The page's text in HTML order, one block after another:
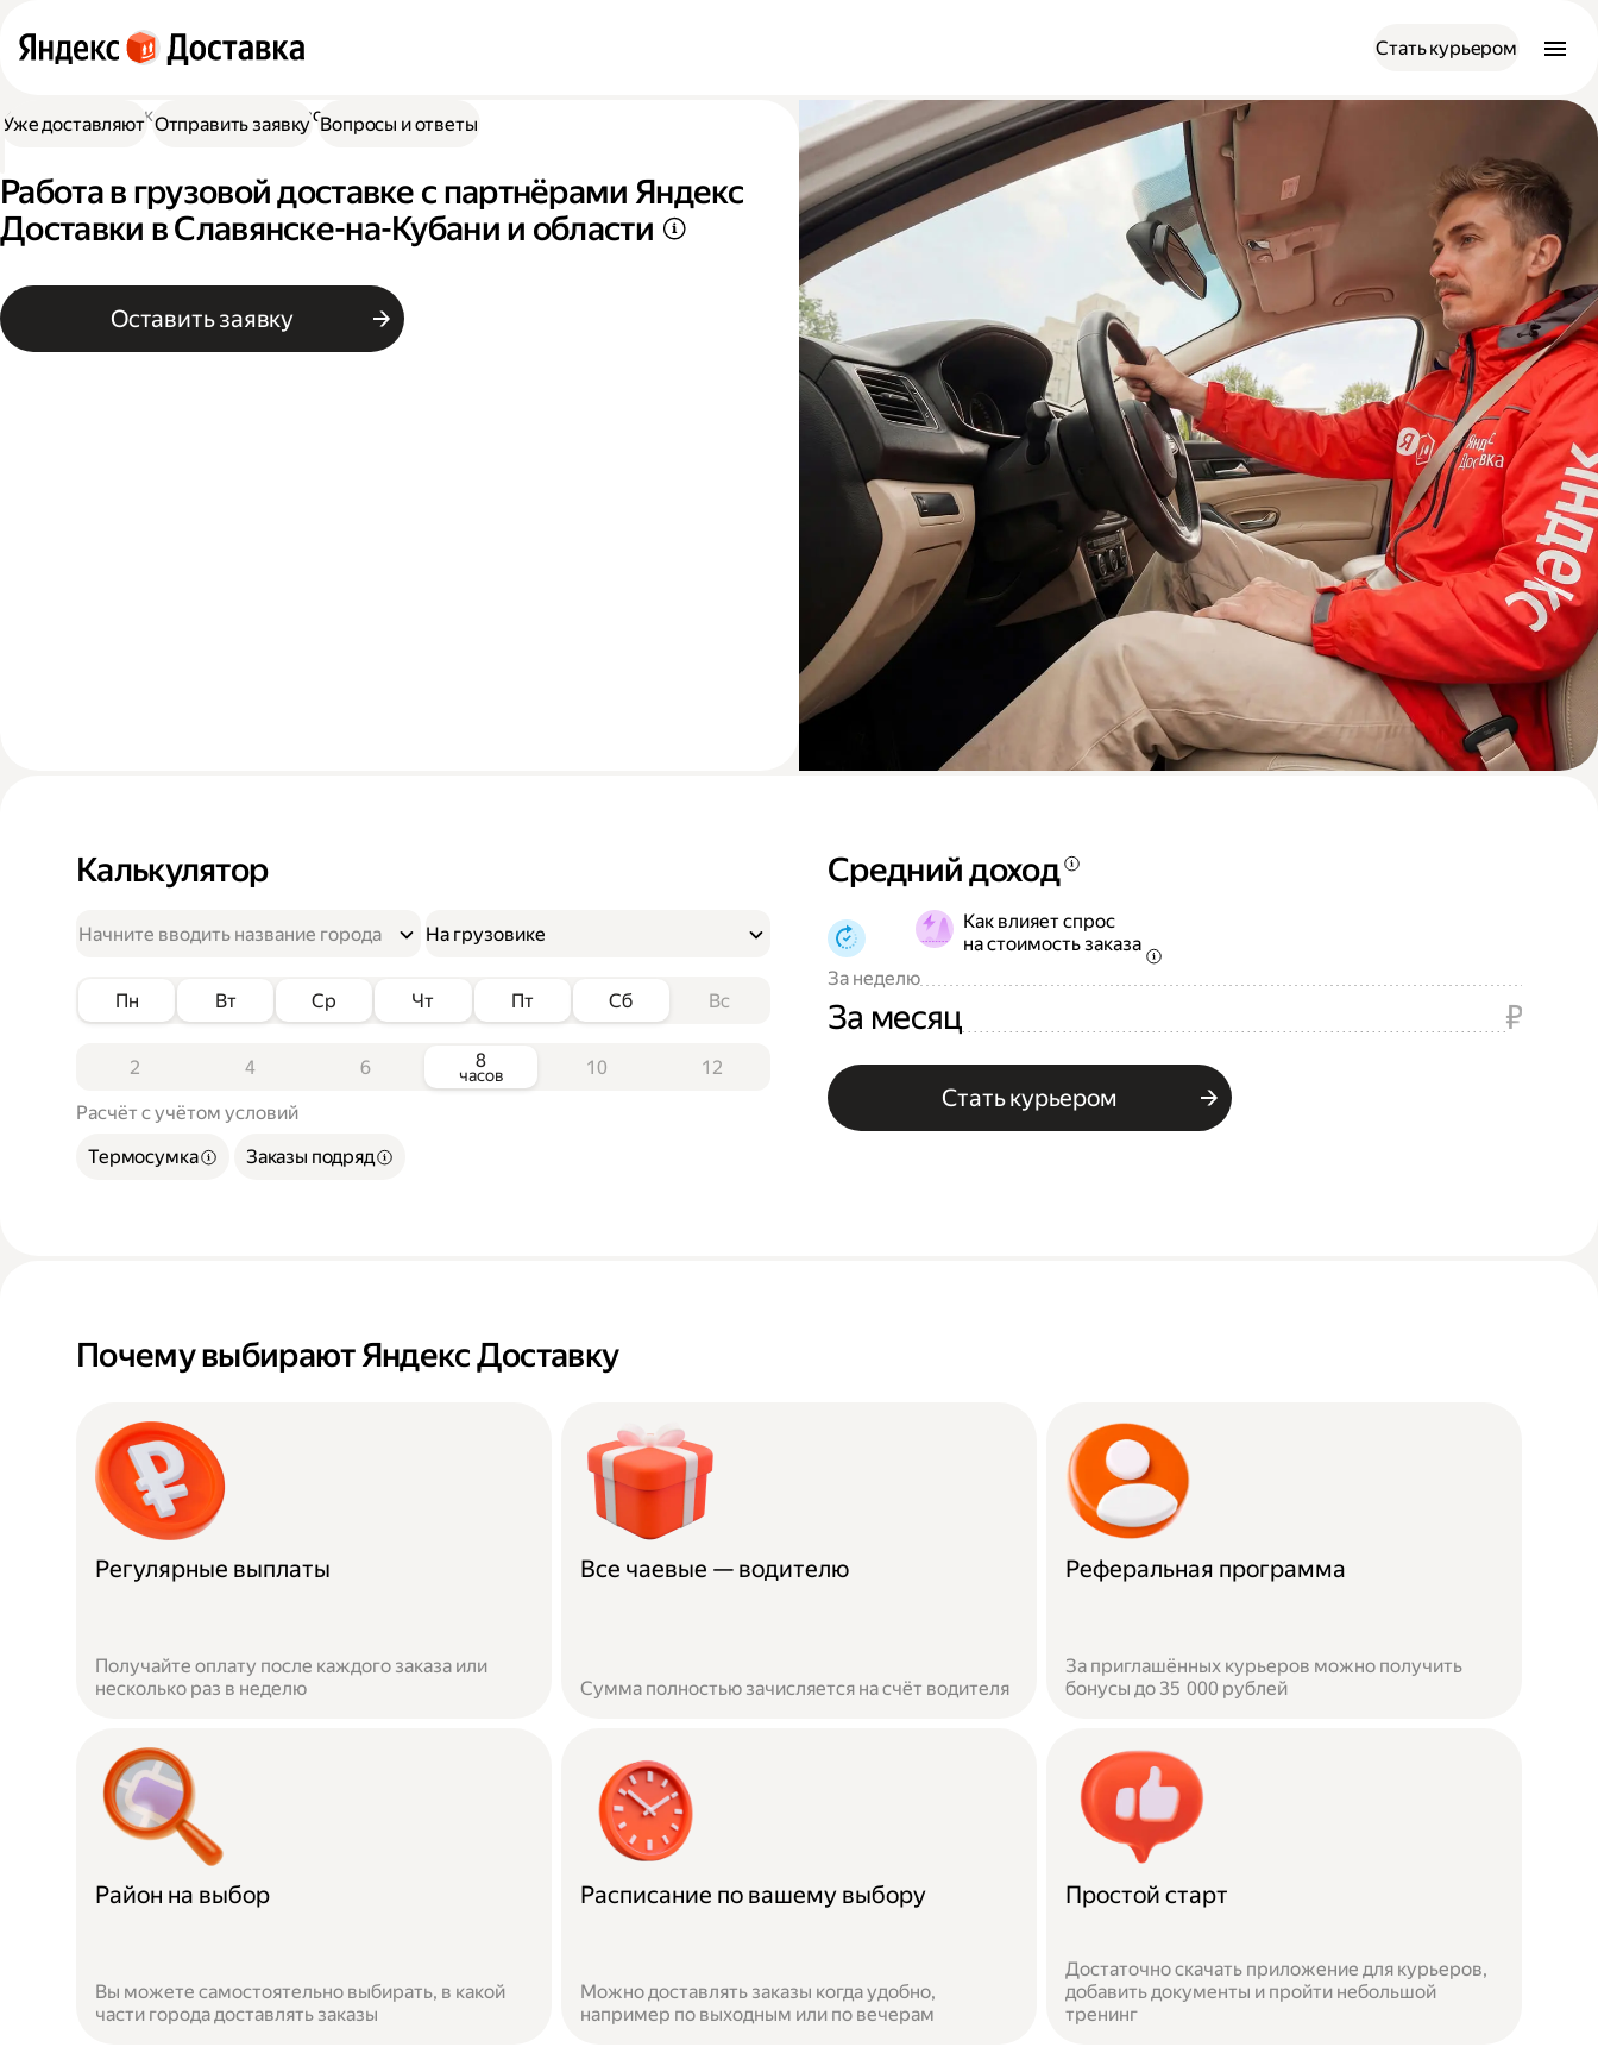
Стать курьером
Работа в Доставке Работа в грузовой доставке
Работа в грузовой доставке с партнёрами Яндекс
Доставки в Славянске-на-Кубани и области
Оставить заявку
Уже доставляют Отправить заявку Вопросы и ответы
Калькулятор
На грузовике
Пн Вт Ср Чт Пт Сб Вс
2 4 6 8
часов 10 12
Расчёт с учётом условий
Термосумка
Заказы подряд
Средний доход
Как влияет спрос
на стоимость заказа
За неделю
За месяц ₽
Стать курьером
Почему выбирают Яндекс Доставку
Регулярные выплаты
Получайте оплату после каждого заказа или
несколько раз в неделю
Все чаевые — водителю
Сумма полностью зачисляется на счёт водителя
Реферальная программа
За приглашённых курьеров можно получить
бонусы до 35 000 рублей
Район на выбор
Вы можете самостоятельно выбирать, в какой
части города доставлять заказы
Расписание по вашему выбору
Можно доставлять заказы когда удобно,
например по выходным или по вечерам
Простой старт
Достаточно скачать приложение для курьеров,
добавить документы и пройти небольшой
тренинг